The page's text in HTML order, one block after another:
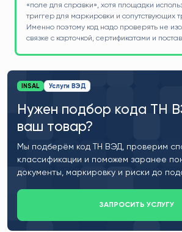
«поле для справки», хотя площадки
триггер для маркировки и сопутствующих
Именно поэтому код надо проверять не
связке с карточкой, сертификатами и
INSAL Услуги ВЭД
Нужен подбор кода ТН
ваш товар?
Мы подберём код ТН ВЭД, проверим
классификации и поможем заранее
документы, маркировку и риски до
ЗАПРОСИТЬ УСЛУГУ